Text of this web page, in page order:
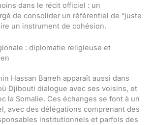
dans le récit officiel : un
de consolider un référentiel de “juste
un instrument de cohésion.
: diplomatie religieuse et
Hassan Barreh apparaît aussi dans
Djibouti dialogue avec ses voisins, et
la Somalie. Ces échanges se font à un
avec des délégations comprenant des
institutionnels et parfois des